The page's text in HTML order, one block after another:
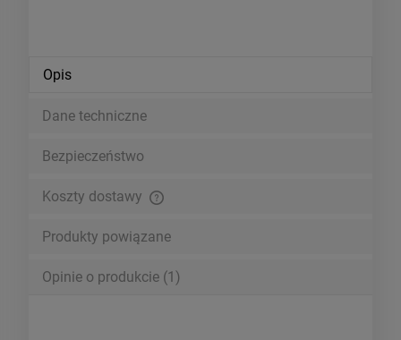
Opis
Dane techniczne
Bezpieczeństwo
Koszty dostawy
Produkty powiązane
Opinie o produkcie (1)